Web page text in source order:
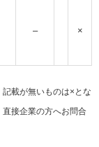
– ×
載が無いものは×とな
接企業の方へお問合